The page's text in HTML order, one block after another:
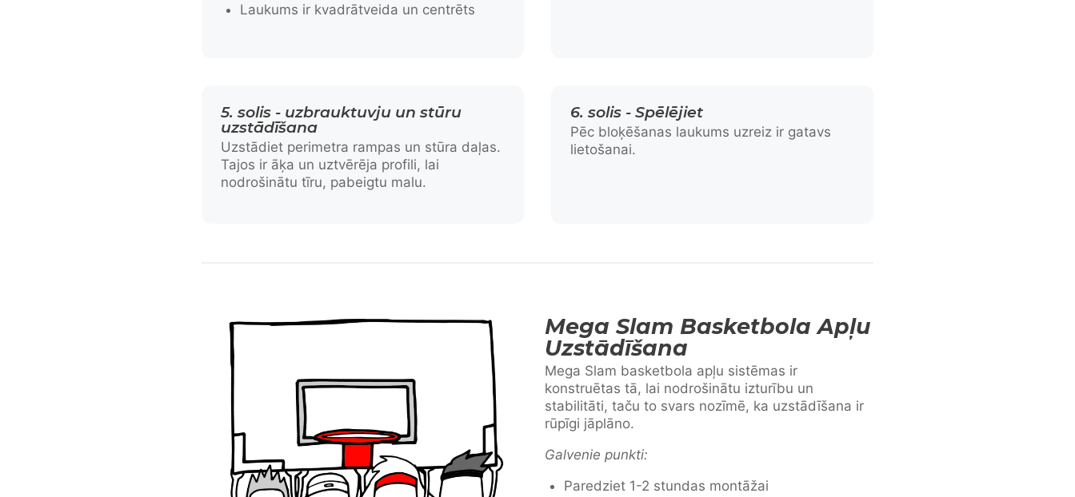
Laukums ir kvadrātveida un centrēts
5. solis - uzbrauktuvju un stūru
uzstādīšana
Uzstādiet perimetra rampas un stūra daļas.
Tajos ir āķa un uztvērēja profili, lai
nodrošinātu tīru, pabeigtu malu.
6. solis - Spēlējiet
Pēc bloķēšanas laukums uzreiz ir gatavs
lietošanai.
Mega Slam Basketbola Apļu
Uzstādīšana
Mega Slam basketbola apļu sistēmas ir
konstruētas tā, lai nodrošinātu izturību un
stabilitāti, taču to svars nozīmē, ka uzstādīšana ir
rūpīgi jāplāno.
Galvenie punkti:
Paredziet 1-2 stundas montāžai